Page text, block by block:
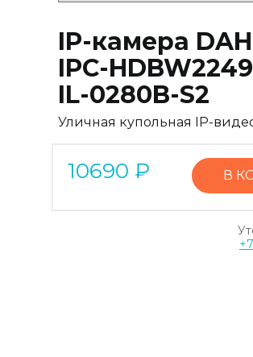
IP-камера
IPC-
IL-0280B-S2
Уличная купольная IP-
10690 ₽ В